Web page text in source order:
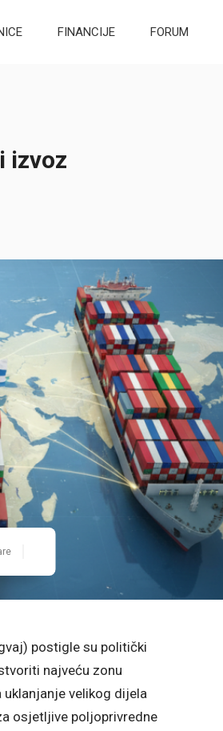
FINANCIJE FORUM
izvoz
postigle su politički
najveću zonu
velikog dijela
osjetljive poljoprivredne